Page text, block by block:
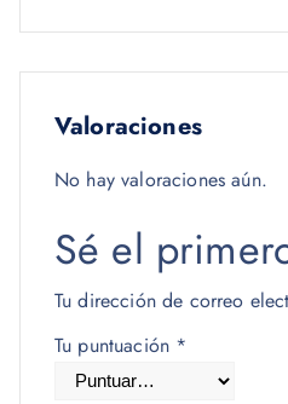
Valoraciones
No hay valoraciones aún.
Sé el
Tu dirección de correo
Tu puntuación *